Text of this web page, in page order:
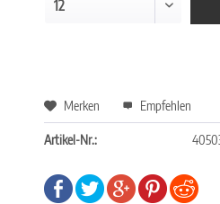
Merken Empfehlen
Artikel-Nr.: